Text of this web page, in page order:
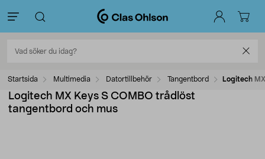
Startsida Multimedia Datortillbehör Tangentbord Logitech
Logitech MX Keys S COMBO trådlöst
tangentbord och mus